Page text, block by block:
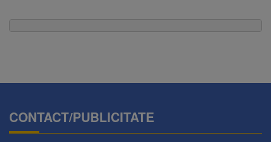
CONTACT/PUBLICITATE